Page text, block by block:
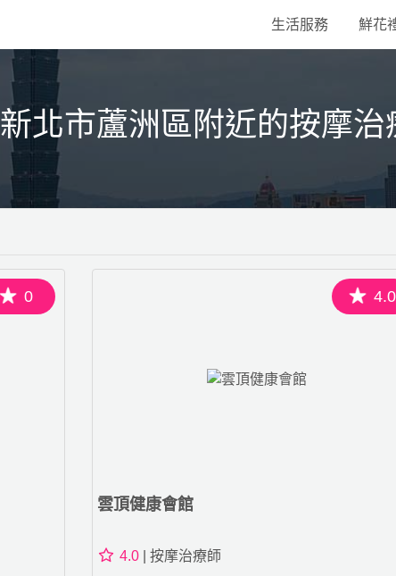
生活服務 鮮花
新北市蘆洲區附近的按摩治
0 4.0
雲頂健康會館
4.0 | 按摩治療師